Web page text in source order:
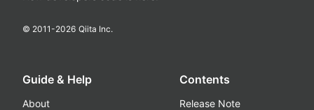
© 2011-2026 Qiita Inc.
Guide & Help
About
Contents
Release Note